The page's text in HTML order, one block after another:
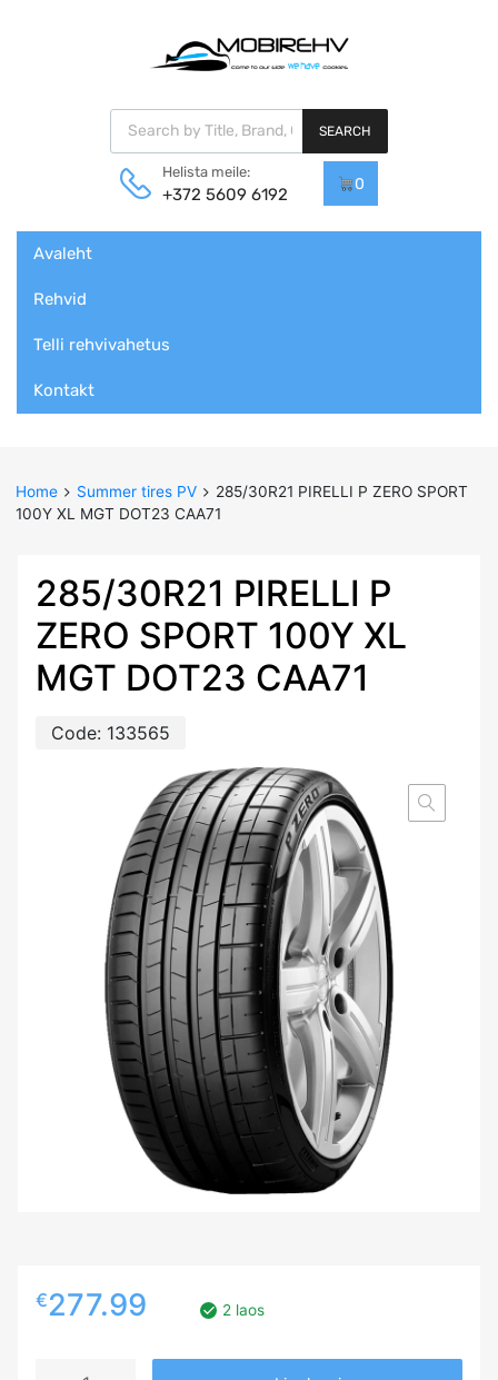
Products search
SEARCH
Helista meile:
+372 5609 6192
0
content
Avaleht
Rehvid
Telli rehvivahetus
Kontakt
Home Summer tires PV
285/30R21 PIRELLI P ZERO SPORT
100Y XL MGT DOT23 CAA71
285/30R21 PIRELLI P
ZERO SPORT 100Y XL
MGT DOT23 CAA71
Code: 133565
€277.99 2 laos